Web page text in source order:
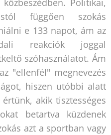
Politikai,
függően szokás
e 133 napot, ám az
reakciók joggal
szóhasználatot. Ám
"ellenfél" megnevezés
hiszen utóbbi alatt
akik tisztességes
betartva küzdenek
azt a sportban vagy